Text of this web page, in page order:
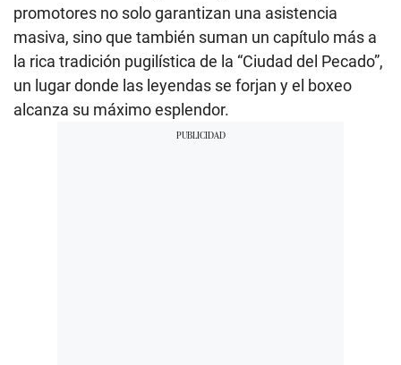
promotores no solo garantizan una asistencia
masiva, sino que también suman un capítulo más a
la rica tradición pugilística de la “Ciudad del Pecado”,
un lugar donde las leyendas se forjan y el boxeo
alcanza su máximo esplendor.